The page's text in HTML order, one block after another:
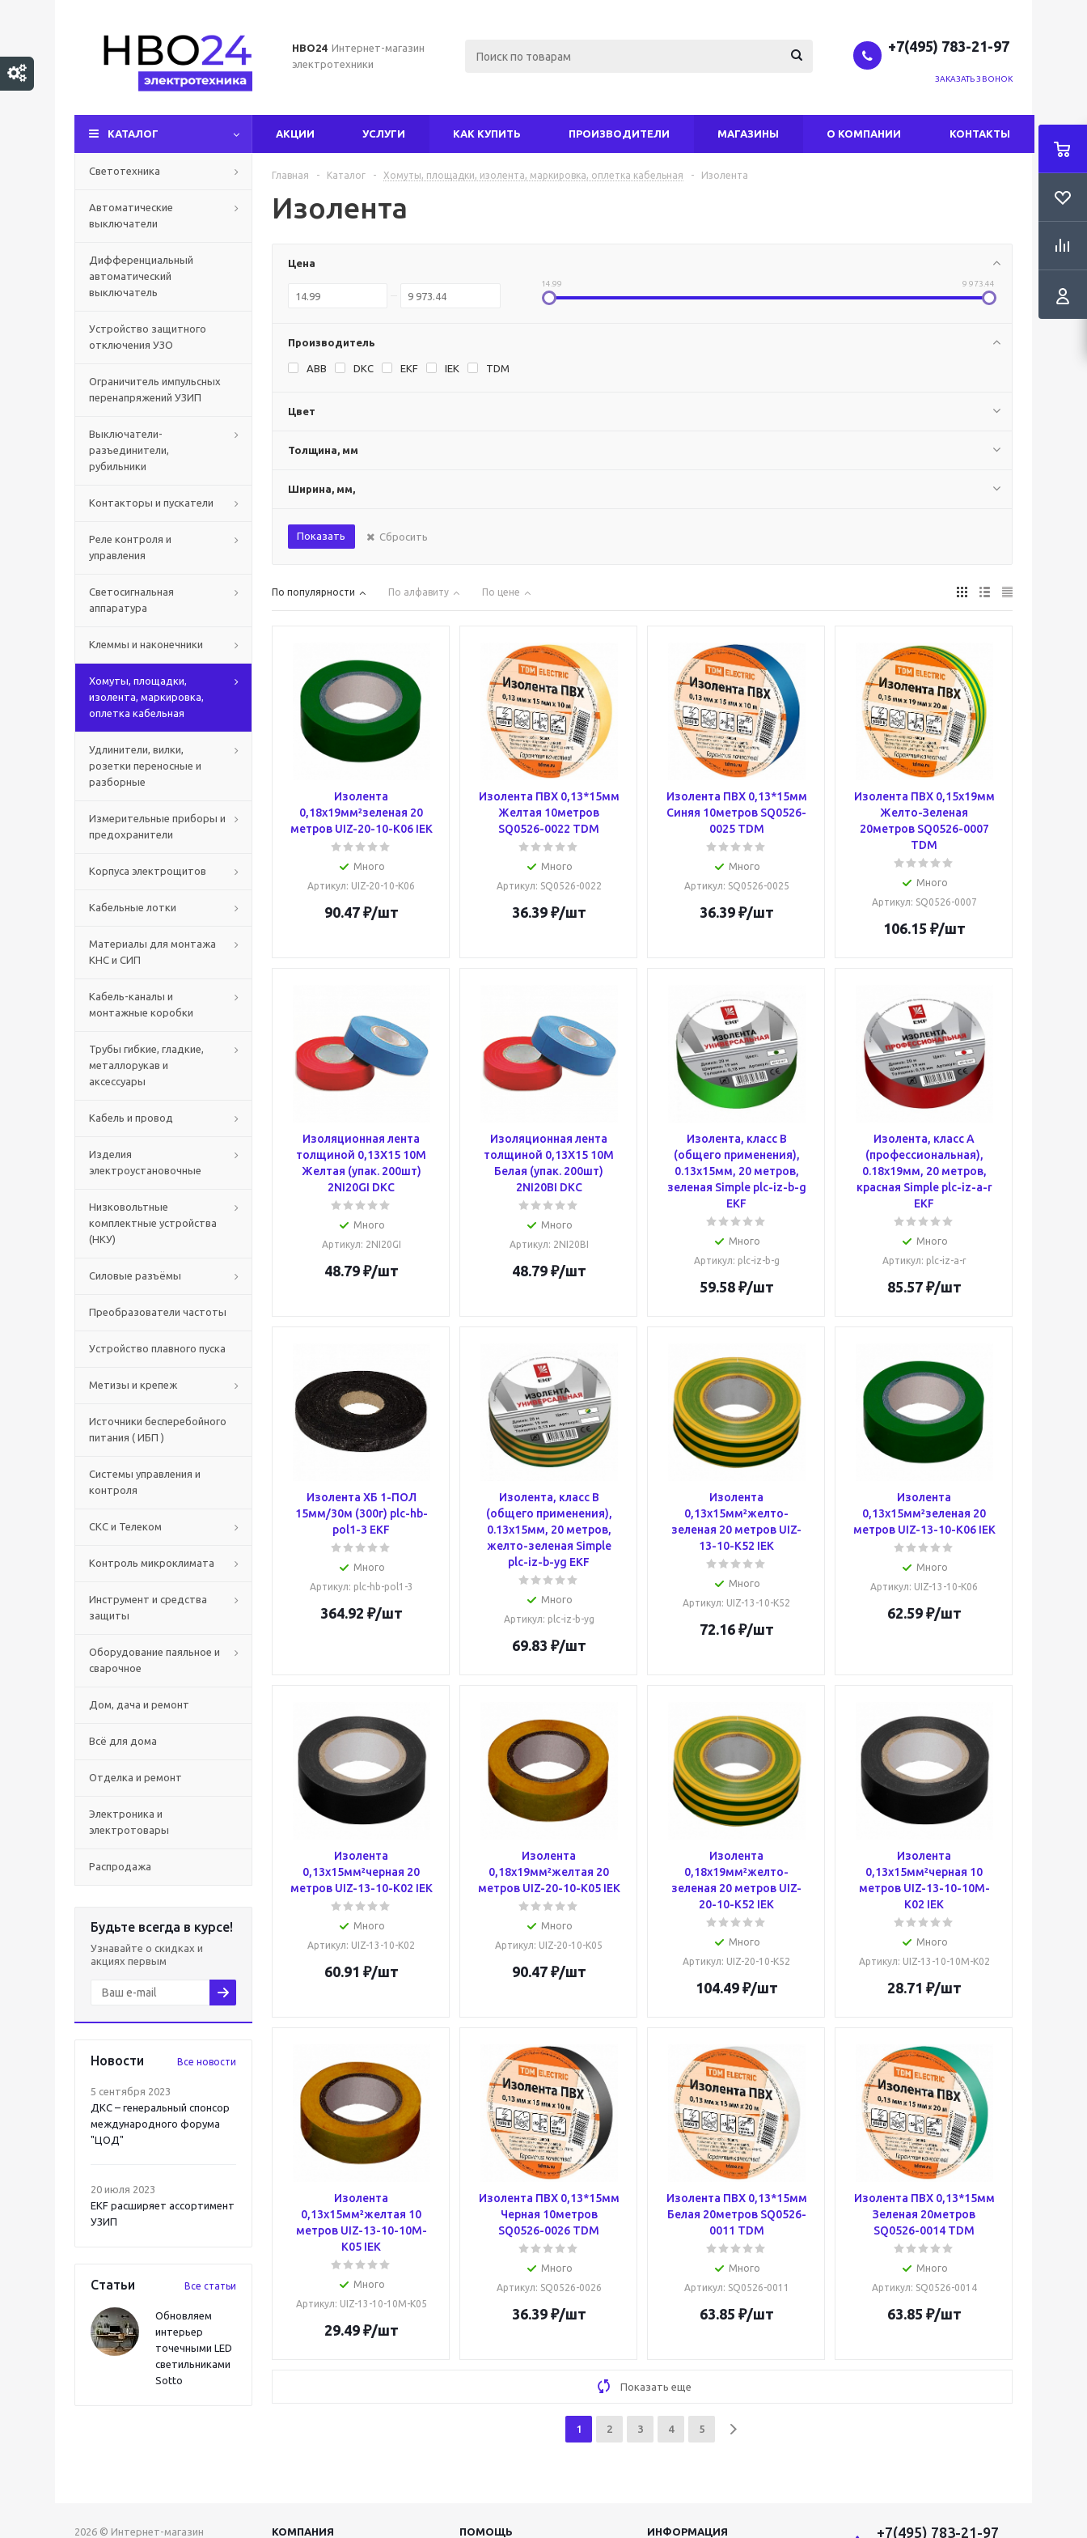
НВО24 Интернет-магазин
электротехники
+7(495) 783-21-97
ЗАКАЗАТЬ ЗВОНОК
КАТАЛОГ АКЦИИ УСЛУГИ КАК КУПИТЬ ПРОИЗВОДИТЕЛИ МАГАЗИНЫ О КОМПАНИИ КОНТАКТЫ
Светотехника
Автоматические
выключатели
Дифференциальный
автоматический
выключатель
Устройство защитного
отключения УЗО
Ограничитель импульсных
перенапряжений УЗИП
Выключатели-
разъединители,
рубильники
Контакторы и пускатели
Реле контроля и
управления
Светосигнальная
аппаратура
Клеммы и наконечники
Хомуты, площадки,
изолента, маркировка,
оплетка кабельная
Удлинители, вилки,
розетки переносные и
разборные
Измерительные приборы и
предохранители
Корпуса электрощитов
Кабельные лотки
Материалы для монтажа
КНС и СИП
Кабель-каналы и
монтажные коробки
Трубы гибкие, гладкие,
металлорукав и
аксессуары
Кабель и провод
Изделия
электроустановочные
Низковольтные
комплектные устройства
(НКУ)
Силовые разъёмы
Преобразователи частоты
Устройство плавного пуска
Метизы и крепеж
Источники бесперебойного
питания ( ИБП )
Системы управления и
контроля
СКС и Телеком
Контроль микроклимата
Инструмент и средства
защиты
Оборудование паяльное и
сварочное
Дом, дача и ремонт
Всё для дома
Отделка и ремонт
Электроника и
электротовары
Распродажа
Будьте всегда в курсе!
Узнавайте о скидках и
акциях первым
Новости Все новости
5 сентября 2023
ДКС – генеральный спонсор
международного форума
"ЦОД"
20 июля 2023
EKF расширяет ассортимент
УЗИП
Статьи Все статьи
Обновляем
интерьер
точечными LED
светильниками
Sotto
Главная - Каталог - Хомуты, площадки, изолента, маркировка, оплетка кабельная - Изолента
Изолента
Цена
14.99 9 973.44
Производитель
ABB DKC EKF IEK TDM
Цвет
Толщина, мм
Ширина, мм,
Показать Сбросить
По популярности По алфавиту По цене
Изолента
0,18х19мм²зеленая 20
метров UIZ-20-10-K06 IEK
Много
Артикул: UIZ-20-10-K06
90.47₽/шт
Изолента ПВХ 0,13*15мм
Желтая 10метров
SQ0526-0022 TDM
Много
Артикул: SQ0526-0022
36.39₽/шт
Изолента ПВХ 0,13*15мм
Синяя 10метров SQ0526-
0025 TDM
Много
Артикул: SQ0526-0025
36.39₽/шт
Изолента ПВХ 0,15х19мм
Желто-Зеленая
20метров SQ0526-0007
TDM
Много
Артикул: SQ0526-0007
106.15 ₽/шт
Изоляционная лента
толщиной 0,13X15 10M
Желтая (упак. 200шт)
2NI20GI DKC
Много
Артикул: 2NI20GI
48.79₽/шт
Изоляционная лента
толщиной 0,13X15 10M
Белая (упак. 200шт)
2NI20BI DKC
Много
Артикул: 2NI20BI
48.79₽/шт
Изолента, класс В
(общего применения),
0.13х15мм, 20 метров,
зеленая Simple plc-iz-b-g
EKF
Много
Артикул: plc-iz-b-g
59.58₽/шт
Изолента, класс А
(профессиональная),
0.18х19мм, 20 метров,
красная Simple plc-iz-a-r
EKF
Много
Артикул: plc-iz-a-r
85.57₽/шт
Изолента ХБ 1-ПОЛ
15мм/30м (300г) plc-hb-
pol1-3 EKF
Много
Артикул: plc-hb-pol1-3
364.92 ₽/шт
Изолента, класс В
(общего применения),
0.13х15мм, 20 метров,
желто-зеленая Simple
plc-iz-b-yg EKF
Много
Артикул: plc-iz-b-yg
69.83 ₽/шт
Изолента
0,13х15мм²желто-
зеленая 20 метров UIZ-
13-10-K52 IEK
Много
Артикул: UIZ-13-10-K52
72.16₽/шт
Изолента
0,13х15мм²зеленая 20
метров UIZ-13-10-K06 IEK
Много
Артикул: UIZ-13-10-K06
62.59₽/шт
Изолента
0,13х15мм²черная 20
метров UIZ-13-10-K02 IEK
Много
Артикул: UIZ-13-10-K02
60.91 ₽/шт
Изолента
0,18х19мм²желтая 20
метров UIZ-20-10-K05 IEK
Много
Артикул: UIZ-20-10-K05
90.47₽/шт
Изолента
0,18х19мм²желто-
зеленая 20 метров UIZ-
20-10-K52 IEK
Много
Артикул: UIZ-20-10-K52
104.49₽/шт
Изолента
0,13х15мм²черная 10
метров UIZ-13-10-10M-
K02 IEK
Много
Артикул: UIZ-13-10-10M-K02
28.71 ₽/шт
Изолента
0,13х15мм²желтая 10
метров UIZ-13-10-10M-
K05 IEK
Много
Артикул: UIZ-13-10-10M-K05
29.49₽/шт
Изолента ПВХ 0,13*15мм
Черная 10метров
SQ0526-0026 TDM
Много
Артикул: SQ0526-0026
36.39₽/шт
Изолента ПВХ 0,13*15мм
Белая 20метров SQ0526-
0011 TDM
Много
Артикул: SQ0526-0011
63.85 ₽/шт
Изолента ПВХ 0,13*15мм
Зеленая 20метров
SQ0526-0014 TDM
Много
Артикул: SQ0526-0014
63.85 ₽/шт
Показать еще
1 2 3 4 5
2026 © Интернет-магазин КОМПАНИЯ ПОМОЩЬ ИНФОРМАЦИЯ +7(495) 783-21-97